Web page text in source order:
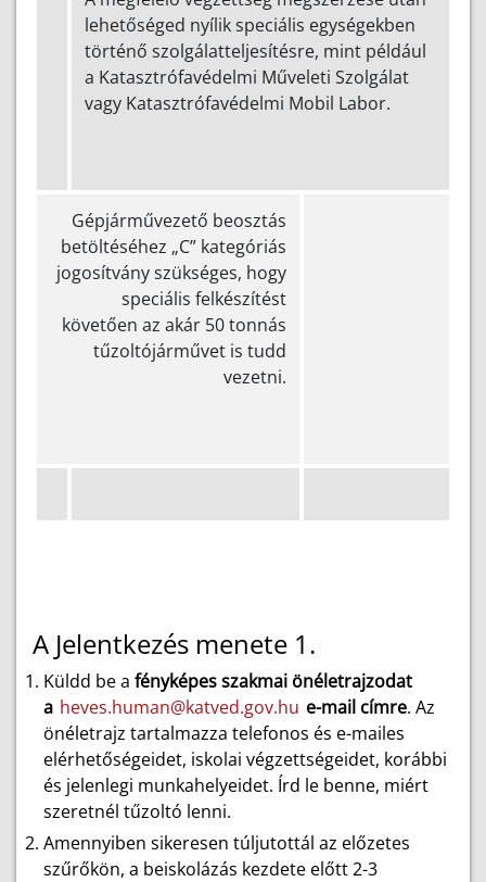
lehetőséged nyílik speciális egységekben
történő szolgálatteljesítésre, mint például
a Katasztrófavédelmi Műveleti Szolgálat
vagy Katasztrófavédelmi Mobil Labor.
Gépjárművezető beosztás
betöltéséhez „C” kategóriás
jogosítvány szükséges, hogy
speciális felkészítést
követően az akár 50 tonnás
tűzoltójárművet is tudd
vezetni.
A Jelentkezés menete 1.
Küldd be a fényképes szakmai önéletrajzodat
a heves.human@katved.gov.hu e-mail címre. Az
önéletrajz tartalmazza telefonos és e-mailes
elérhetőségeidet, iskolai végzettségeidet, korábbi
és jelenlegi munkahelyeidet. Írd le benne, miért
szeretnél tűzoltó lenni.
Amennyiben sikeresen túljutottál az előzetes
szűrőkön, a beiskolázás kezdete előtt 2-3